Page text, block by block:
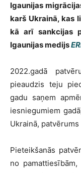
Igaunijas
karš Ukrainā, kas
kā arī sankcijas
Igaunijas medijs
2022.gadā
pieaudzis teju
gadu saņem
iesniegumiem
Ukrainā,
Pieteikšanās
no